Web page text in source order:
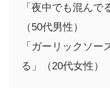
「夜中でも混んで
（50代男性）
「ガーリックソ
る」（20代女性）